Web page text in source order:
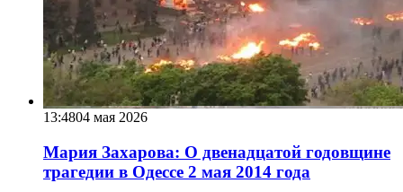
13:4804 мая 2026
Мария Захарова: О двенадцатой годовщине
трагедии в Одессе 2 мая 2014 года